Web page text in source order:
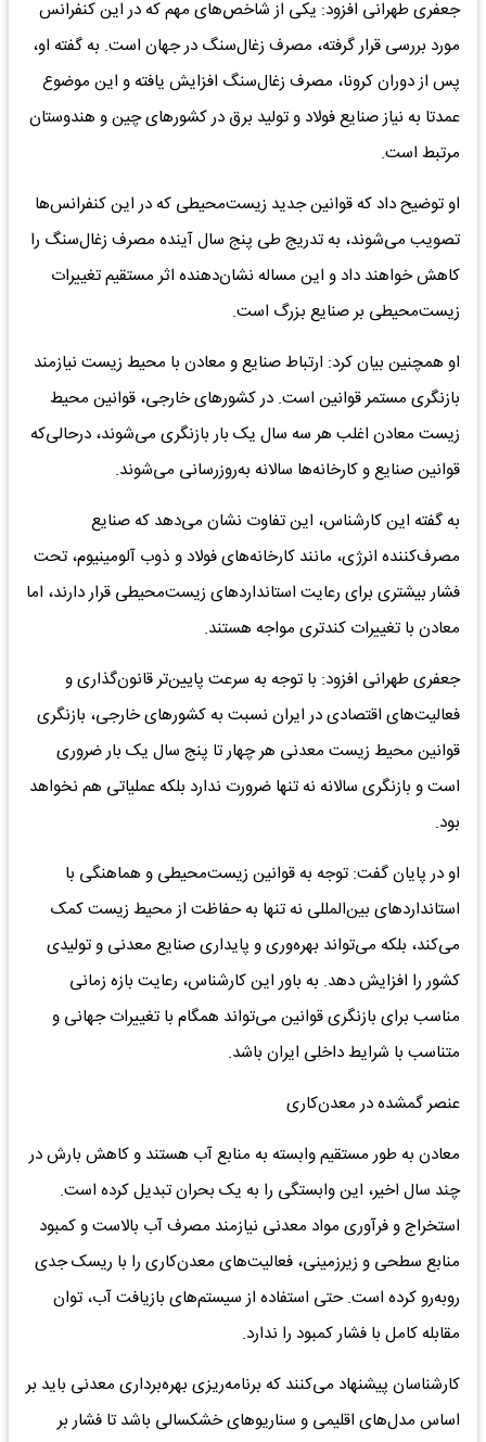
جعفری طهرانی افزود: یکی از شاخص‌های مهم که در این کنفرانس
مورد بررسی قرار گرفته، مصرف زغال‌سنگ در جهان است. به گفته او،
پس از دوران کرونا، مصرف زغال‌سنگ افزایش یافته و این موضوع
عمدتا به نیاز صنایع فولاد و تولید برق در کشورهای چین و هندوستان
مرتبط است.
او توضیح داد که قوانین جدید زیست‌محیطی که در این کنفرانس‌ها
تصویب می‌شوند، به تدریج طی پنج سال آینده مصرف زغال‌سنگ را
کاهش خواهند داد و این مساله نشان‌دهنده اثر مستقیم تغییرات
زیست‌محیطی بر صنایع بزرگ است.
او همچنین بیان کرد: ارتباط صنایع و معادن با محیط زیست نیازمند
بازنگری مستمر قوانین است. در کشورهای خارجی، قوانین محیط
زیست معادن اغلب هر سه سال یک بار بازنگری می‌شوند، درحالی‌که
قوانین صنایع و کارخانه‌ها سالانه به‌روزرسانی می‌شوند.
به گفته این کارشناس، این تفاوت نشان می‌دهد که صنایع
مصرف‌کننده انرژی، مانند کارخانه‌های فولاد و ذوب آلومینیوم، تحت
فشار بیشتری برای رعایت استانداردهای زیست‌محیطی قرار دارند، اما
معادن با تغییرات کندتری مواجه هستند.
جعفری طهرانی افزود: با توجه به سرعت پایین‌تر قانون‌گذاری و
فعالیت‌های اقتصادی در ایران نسبت به کشورهای خارجی، بازنگری
قوانین محیط زیست معدنی هر چهار تا پنج سال یک بار ضروری
است و بازنگری سالانه نه تنها ضرورت ندارد بلکه عملیاتی هم نخواهد
بود.
او در پایان گفت: توجه به قوانین زیست‌محیطی و هماهنگی با
استانداردهای بین‌المللی نه تنها به حفاظت از محیط زیست کمک
می‌کند، بلکه می‌تواند بهره‌وری و پایداری صنایع معدنی و تولیدی
کشور را افزایش دهد. به باور این کارشناس، رعایت بازه زمانی
مناسب برای بازنگری قوانین می‌تواند همگام با تغییرات جهانی و
متناسب با شرایط داخلی ایران باشد.
عنصر گمشده در معدن‌کاری
معادن به طور مستقیم وابسته به منابع آب هستند و کاهش بارش در
چند سال اخیر، این وابستگی را به یک بحران تبدیل کرده است.
استخراج و فرآوری مواد معدنی نیازمند مصرف آب بالاست و کمبود
منابع سطحی و زیرزمینی، فعالیت‌های معدن‌کاری را با ریسک جدی
روبه‌رو کرده است. حتی استفاده از سیستم‌های بازیافت آب، توان
مقابله کامل با فشار کمبود را ندارد.
کارشناسان پیشنهاد می‌کنند که برنامه‌ریزی بهره‌برداری معدنی باید بر
اساس مدل‌های اقلیمی و سناریوهای خشکسالی باشد تا فشار بر